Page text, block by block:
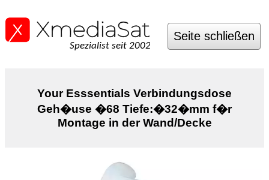
Spezialist seit 2002
Seite schließen
Your Esssentials Verbindungsdose
Geh�use �68 Tiefe:�32�mm f�r
Montage in der Wand/Decke